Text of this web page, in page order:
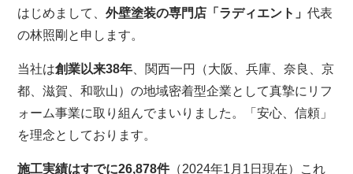
はじめまして、外壁塗装の専門店「ラディエント」代表
の林照剛と申します。
当社は創業以来38年 、関西一円（大阪、兵庫、奈良、京
都、滋賀、和歌山）の地域密着型企業として真摯にリフ
ォーム事業に取り組んでまいりました。「安心、信頼」
を理念としております。
施工実績はすでに26,878件（2024年1月1日現在）これ